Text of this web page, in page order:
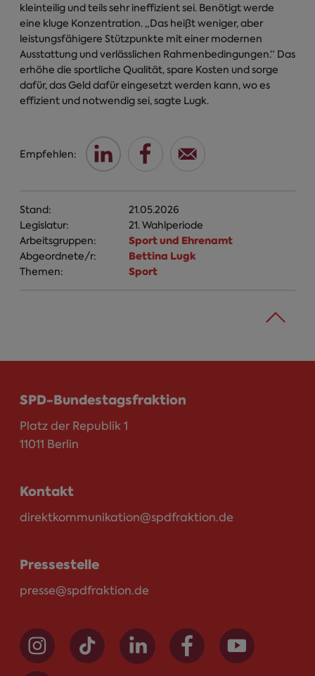
kleinteilig und teils sehr ineffizient sei. Benötigt werde
eine kluge Konzentration. „Das heißt weniger, aber
leistungsfähigere Stützpunkte mit einer modernen
Ausstattung und verlässlichen Rahmenbedingungen.“ Das
erhöhe die sportliche Qualität, spare Kosten und sorge
dafür, das Geld dafür eingesetzt werden kann, wo es
effizient und notwendig sei, sagte Lugk.
Empfehlen:
Stand:
21.05.2026
Legislatur:
21. Wahlperiode
Arbeitsgruppen:
Sport und Ehrenamt
Abgeordnete/r: Bettina Lugk
Themen: Sport
SPD-Bundestagsfraktion
Platz der Republik 1
11011 Berlin
Kontakt
direktkommunikation@spdfraktion.de
Pressestelle
presse@spdfraktion.de